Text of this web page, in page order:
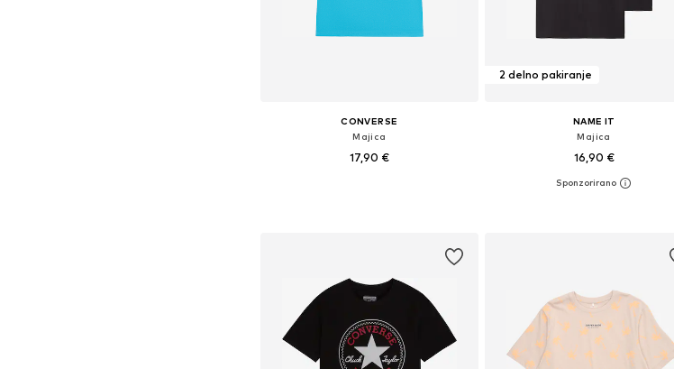
CONVERSE
Majica
17,90 €
2 delno pakiranje
NAME IT
Majica
16,90 €
Na voljo v različnih velikostih